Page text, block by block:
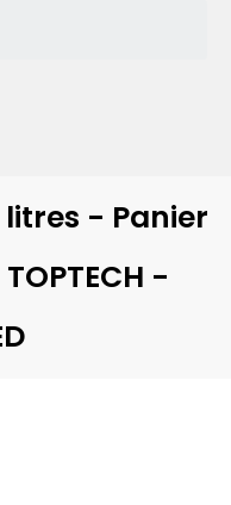
- Panier
-